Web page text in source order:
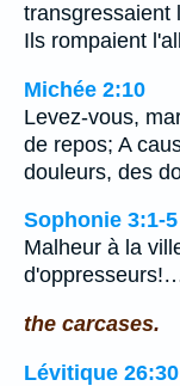
transgressaient
Ils rompaient
Michée 2:10
Levez-vous,
de repos; A
douleurs, des
Sophonie 3:1-5
Malheur à la
the carcases.
Lévitique 26:30